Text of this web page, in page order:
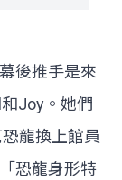
後推手是來
Joy。她們
龍換上館員
恐龍身形特